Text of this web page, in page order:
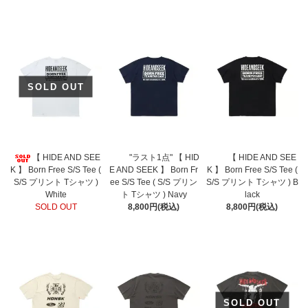
SOLD OUT
【 HIDE AND SEE
K 】 Born Free S/S Tee (
S/S プリント Tシャツ )
White
SOLD OUT
"ラスト1点" 【 HID
E AND SEEK 】 Born Fr
ee S/S Tee ( S/S プリン
ト Tシャツ ) Navy
8,800円(税込)
【 HIDE AND SEE
K 】 Born Free S/S Tee (
S/S プリント Tシャツ ) B
lack
8,800円(税込)
SOLD OUT